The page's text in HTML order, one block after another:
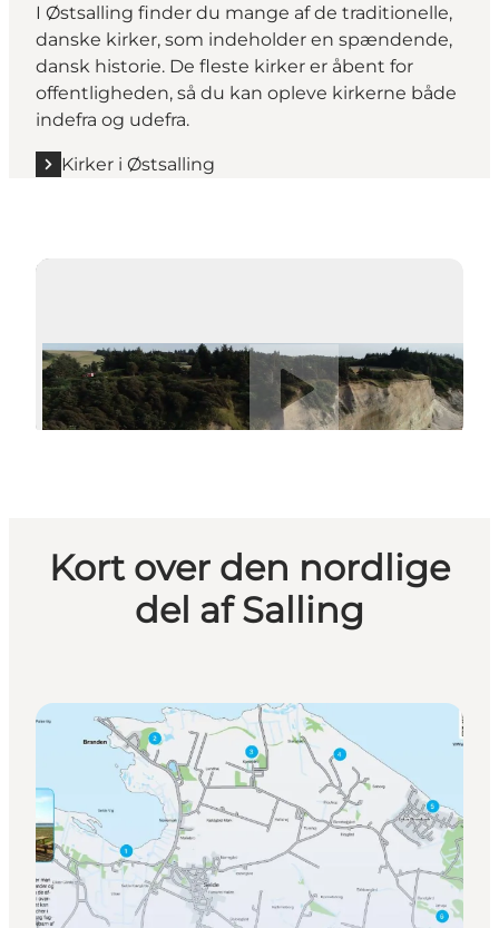
I Østsalling finder du mange af de traditionelle,
danske kirker, som indeholder en spændende,
dansk historie. De fleste kirker er åbent for
offentligheden, så du kan opleve kirkerne både
indefra og udefra.
Kirker i Østsalling
Afspil video
Kort over den nordlige
del af Salling